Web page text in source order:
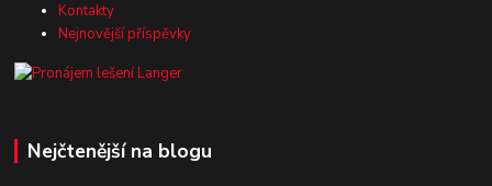
Kontakty
Nejnovější příspěvky
Nejčtenější na blogu